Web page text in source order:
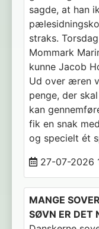
sagde, at han
straks.
Mommark
kunne Jacob
Ud over æren
penge, der
kan
fik en snak
og specielt ét
27-07-
MANGE
SØVN ER DET